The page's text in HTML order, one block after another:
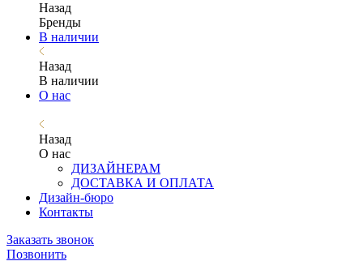
Назад
Бренды
В наличии
Назад
В наличии
О нас
Назад
О нас
ДИЗАЙНЕРАМ
ДОСТАВКА И ОПЛАТА
Дизайн-бюро
Контакты
Заказать звонок
Позвонить